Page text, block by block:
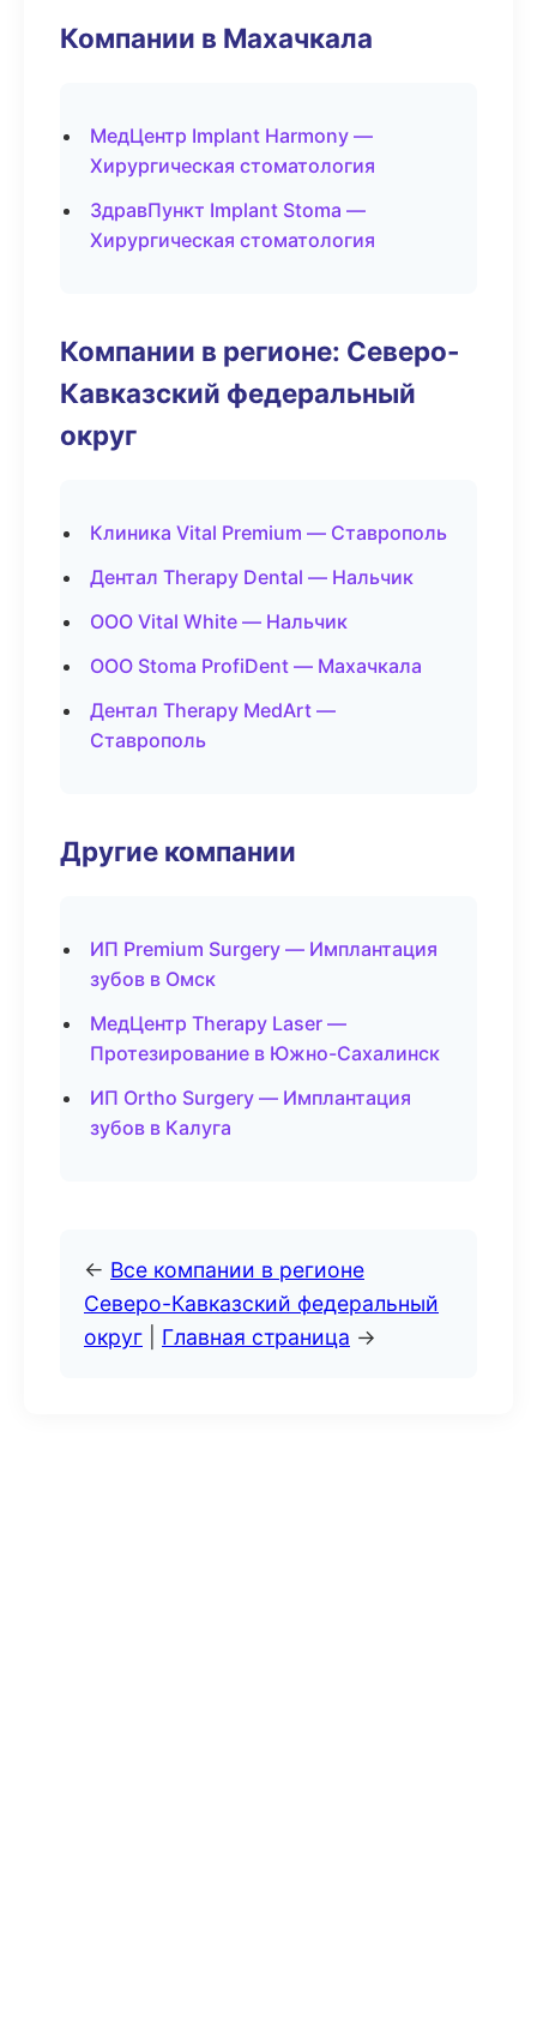
Компании в Махачкала
МедЦентр Implant Harmony —
Хирургическая стоматология
ЗдравПункт Implant Stoma —
Хирургическая стоматология
Компании в регионе: Северо-
Кавказский федеральный
округ
Клиника Vital Premium — Ставрополь
Дентал Therapy Dental — Нальчик
ООО Vital White — Нальчик
ООО Stoma ProfiDent — Махачкала
Дентал Therapy MedArt —
Ставрополь
Другие компании
ИП Premium Surgery — Имплантация
зубов в Омск
МедЦентр Therapy Laser —
Протезирование в Южно-Сахалинск
ИП Ortho Surgery — Имплантация
зубов в Калуга
← Все компании в регионе
Северо-Кавказский федеральный
округ
Главная страница →